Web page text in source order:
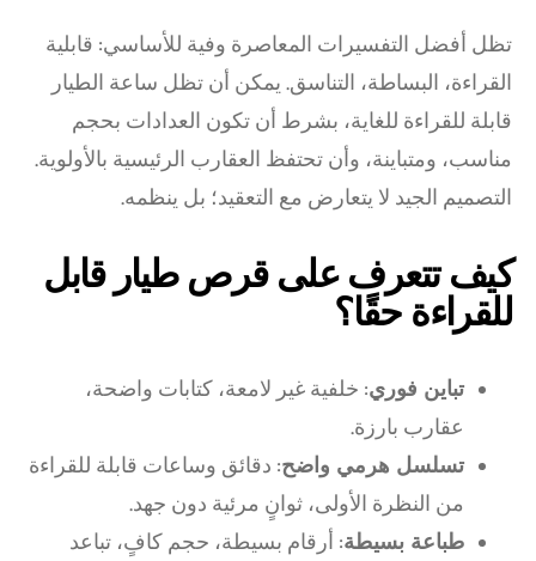
تظل أفضل التفسيرات المعاصرة وفية للأساسي: قابلية
القراءة، البساطة، التناسق. يمكن أن تظل ساعة الطيار
قابلة للقراءة للغاية، بشرط أن تكون العدادات بحجم
مناسب، ومتباينة، وأن تحتفظ العقارب الرئيسية بالأولوية.
التصميم الجيد لا يتعارض مع التعقيد؛ بل ينظمه.
كيف تتعرف على قرص طيار قابل
للقراءة حقًا؟
تباين فوري: خلفية غير لامعة، كتابات واضحة،
عقارب بارزة.
تسلسل هرمي واضح: دقائق وساعات قابلة للقراءة
من النظرة الأولى، ثوانٍ مرئية دون جهد.
طباعة بسيطة: أرقام بسيطة، حجم كافٍ، تباعد